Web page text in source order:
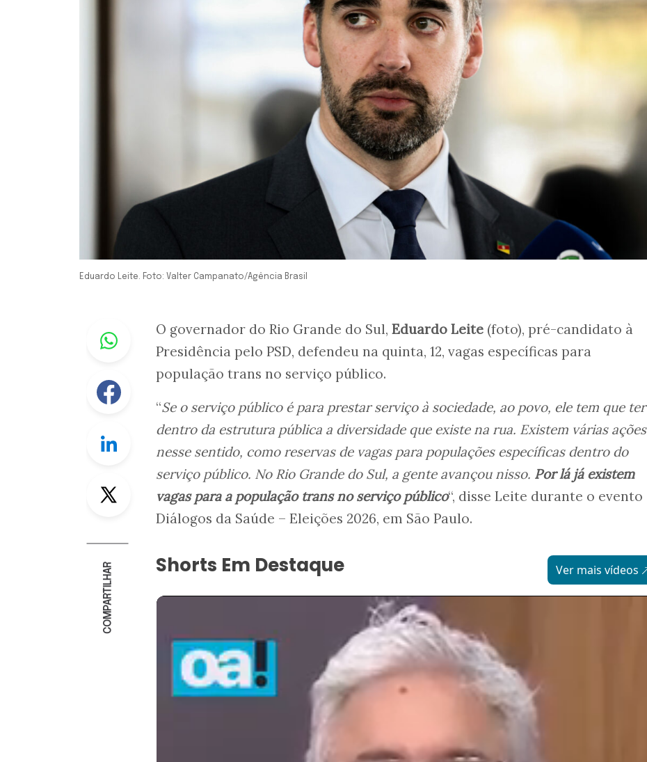
Eduardo Leite. Foto: Valter Campanato/Agência Brasil
Whastapp
Facebook
Linkedin
Twitter
COMPARTILHAR
O governador do Rio Grande do Sul, Eduardo Leite (foto), pré-candidato à
Presidência pelo PSD, defendeu na quinta, 12, vagas específicas para
população trans no serviço público.
“Se o serviço público é para prestar serviço à sociedade, ao povo, ele tem que ter
dentro da estrutura pública a diversidade que existe na rua. Existem várias ações
nesse sentido, como reservas de vagas para populações específicas dentro do
serviço público. No Rio Grande do Sul, a gente avançou nisso. Por lá já existem
vagas para a população trans no serviço público“, disse Leite durante o evento
Diálogos da Saúde – Eleições 2026, em São Paulo.
Shorts Em Destaque Ver mais vídeos